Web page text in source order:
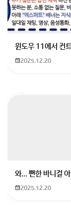
윈도우 11에서 컨
2025.12.20
와... 뻔한 바니걸 아
2025.12.20